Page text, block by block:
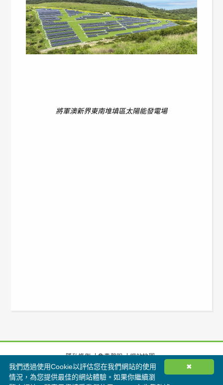
將軍澳新界東南堆填區太陽能發電場
隱私條例 免責聲明
網站地圖
©2026 香港綠色建築議會有限公司版權所有 ✖
我們透過使用Cookie以評估您在我們網站的使用
情況，為您提供最佳的網站體驗。如果你繼續瀏